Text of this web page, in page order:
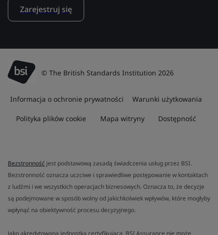
Zarejestruj się
© The British Standards Institution 2026
Informacja o ochronie prywatności Warunki użytkowania
Polityka plików cookie Mapa witryny Dostępność
Bezstronność jest podstawową zasadą świadczenia usług przez BSI.
Bezstronność oznacza uczciwe i sprawiedliwe postępowanie w kontaktach
z ludźmi i we wszystkich operacjach biznesowych. Oznacza to, że decyzje
są podejmowane w sposób wolny od jakichkolwiek wpływów, które mogłyby
wpłynąć na obiektywność procesu decyzyjnego.
Jako akredytowana jednostka certyfikująca, BSI Assurance nie może